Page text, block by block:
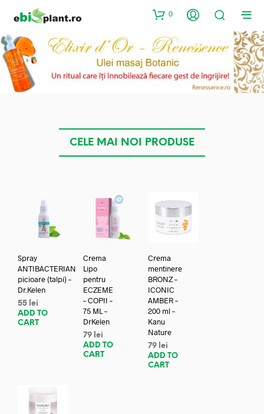
0
CELE MAI NOI PRODUSE
Spray
ANTIBACTERIAN
picioare (talpi) –
Dr.Kelen
55 lei
ADD TO
CART
Crema
Lipo
pentru
ECZEME
– COPII –
75 ML –
DrKelen
79 lei
ADD TO
CART
Crema
mentinere
BRONZ –
ICONIC
AMBER –
200 ml –
Kanu
Nature
79 lei
ADD TO
CART